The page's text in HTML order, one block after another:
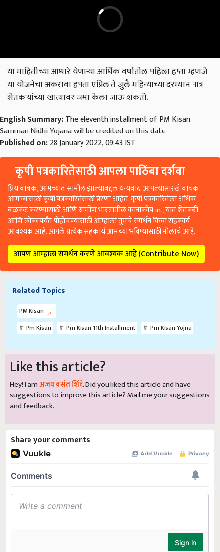
या माहितीच्या आधारे येणाऱ्या आर्थिक वर्षातील पहिला हप्ता म्हणजे
या योजनेचा अकरावा हफ्ता एप्रिल ते जुलै महिन्याच्या दरम्यान पात्र
शेतकऱ्यांच्या खात्यावर जमा केला जाऊ शकतो.
English Summary:The eleventh installment of PM Kisan
Samman Nidhi Yojana will be credited on this date
Published on:28 January 2022, 09:43 IST
कृषी पत्रकारितेसाठी आपला पाठिंबा दर्शवा
प्रिय वाचक, आमच्यात सामील झाल्याबद्दल धन्यवाद. आपल्यासारखे वाचक
आमच्यासाठी कृषी पत्रकारितेसाठी प्रेरणा आहेत. कृषी पत्रकारितेला अधिक
बळकट करण्यासाठी आणि ग्रामीण भारतातील कानाकोप in्यात शेतकरी
आणि लोकांपर्यंत पोहोचण्यासाठी आम्हाला तुमचे समर्थन किंवा सहकार्य
आवश्यक आहे. आपले प्रत्येक सहकार्य आमच्या भविष्यासाठी मोलाचे आहे.
आपण आम्हाला समर्थन करणे आवश्यक आहे (Contribute Now)
Related Topics
PM Kisan
Pm Kisan
Pm Kisan 11th Installment Pm Kisan Yojna
Like this article?
Hey! I amअजय वसंत शिंदे. Did you liked this article and have
suggestions to improve this article?Mailme your suggestions
and feedback.
Share your comments